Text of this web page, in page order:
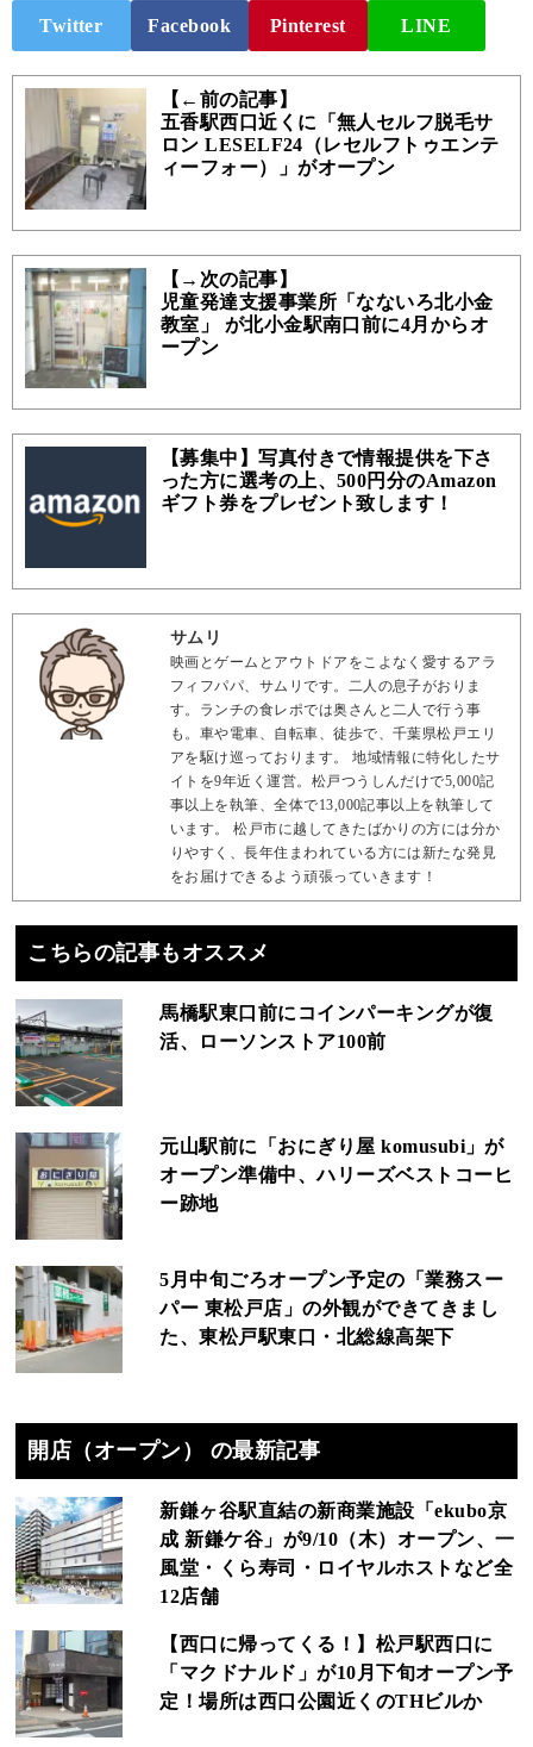
Twitter Facebook Pinterest LINE
【←前の記事】
五香駅西口近くに「無人セルフ脱毛サ
ロン LESELF24（レセルフトゥエンテ
ィーフォー）」がオープン
【→次の記事】
児童発達支援事業所「なないろ北小金
教室」 が北小金駅南口前に4月からオ
ープン
【募集中】写真付きで情報提供を下さ
った方に選考の上、500円分のAmazon
ギフト券をプレゼント致します！
サムリ
映画とゲームとアウトドアをこよなく愛するアラ
フィフパパ、サムリです。二人の息子がおりま
す。ランチの食レポでは奥さんと二人で行う事
も。車や電車、自転車、徒歩で、千葉県松戸エリ
アを駆け巡っております。 地域情報に特化したサ
イトを9年近く運営。松戸つうしんだけで5,000記
事以上を執筆、全体で13,000記事以上を執筆して
います。 松戸市に越してきたばかりの方には分か
りやすく、長年住まわれている方には新たな発見
をお届けできるよう頑張っていきます！
こちらの記事もオススメ
馬橋駅東口前にコインパーキングが復
活、ローソンストア100前
元山駅前に「おにぎり屋 komusubi」が
オープン準備中、ハリーズベストコーヒ
ー跡地
5月中旬ごろオープン予定の「業務スー
パー 東松戸店」の外観ができてきまし
た、東松戸駅東口・北総線高架下
開店（オープン） の最新記事
新鎌ヶ谷駅直結の新商業施設「ekubo京
成 新鎌ケ谷」が9/10（木）オープン、一
風堂・くら寿司・ロイヤルホストなど全
12店舗
【西口に帰ってくる！】松戸駅西口に
「マクドナルド」が10月下旬オープン予
定！場所は西口公園近くのTHビルか